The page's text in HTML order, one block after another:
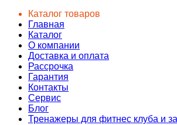
Каталог товаров
Главная
Каталог
О компании
Доставка и оплата
Рассрочка
Гарантия
Контакты
Сервис
Блог
Тренажеры для фитнес клуба и